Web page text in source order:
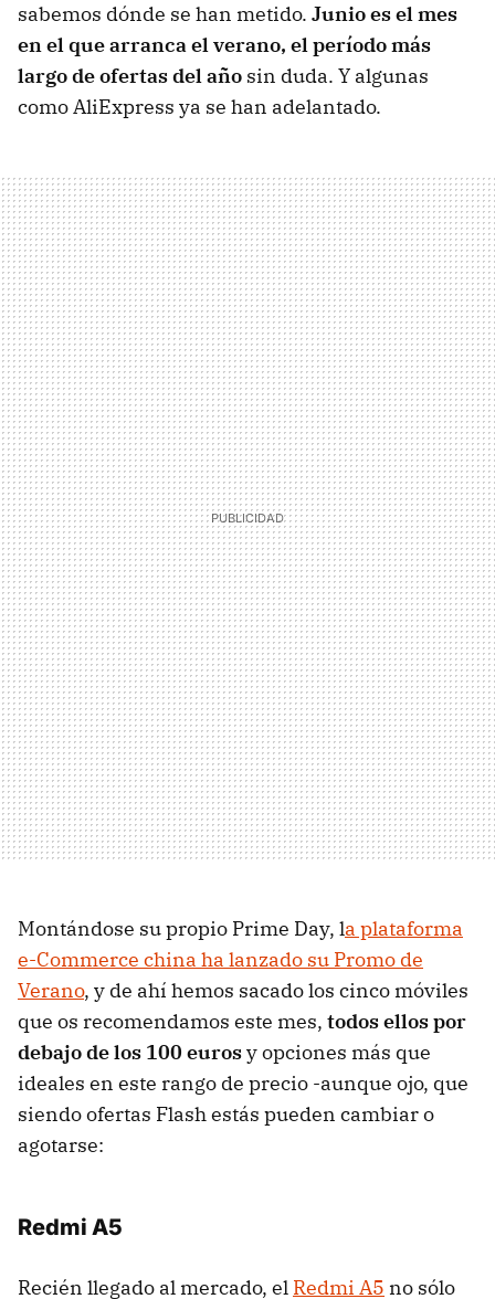
sabemos dónde se han metido. Junio es el mes
en el que arranca el verano, el período más
largo de ofertas del año sin duda. Y algunas
como AliExpress ya se han adelantado.
Montándose su propio Prime Day, la plataforma
e-Commerce china ha lanzado su Promo de
Verano, y de ahí hemos sacado los cinco móviles
que os recomendamos este mes, todos ellos por
debajo de los 100 eurosy opciones más que
ideales en este rango de precio -aunque ojo, que
siendo ofertas Flash estás pueden cambiar o
agotarse:
Redmi A5
Recién llegado al mercado, el Redmi A5 no sólo